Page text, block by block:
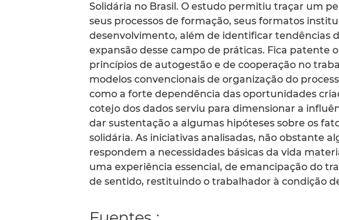
Solidária no Brasil. O estudo permitiu traçar um
seus processos de formação, seus formatos
desenvolvimento, além de identificar tendências
expansão desse campo de práticas. Fica patente
princípios de autogestão e de cooperação no
modelos convencionais de organização do
como a forte dependência das oportunidades
cotejo dos dados serviu para dimensionar a
dar sustentação a algumas hipóteses sobre os
solidária. As iniciativas analisadas, não obstante
respondem a necessidades básicas da vida
uma experiência essencial, de emancipação do
de sentido, restituindo o trabalhador à condição